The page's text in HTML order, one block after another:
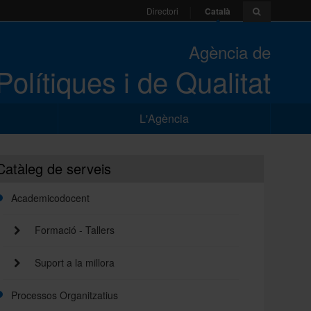
Directori Català
Agència de
i de Qualitat
L'Agència
de serveis
Academicodocent
Formació - Tallers
Suport a la millora
Processos Organitzatius